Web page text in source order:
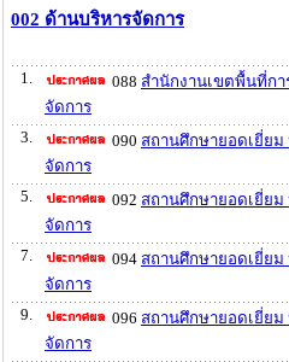
002 ด้านบริหารจัดการ
1. 088 สำนักงานเขตพื้นที่ก
จัดการ
3.
090 สถานศึกษายอดเยี่ยม
จัดการ
5.
092 สถานศึกษายอดเยี่ย
จัดการ
7.
094 สถานศึกษายอดเยี่ย
จัดการ
9.
096 สถานศึกษายอดเยี่ย
จัดการ